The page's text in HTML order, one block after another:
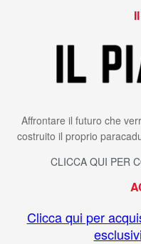
Affrontare il futuro che
costruito il proprio
CLICCA QUI PER
Clicca qui per